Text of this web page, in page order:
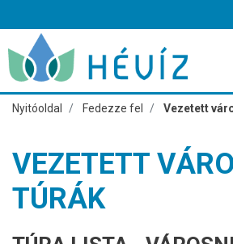
Nyitóoldal Fedezze fel Vezetett
VEZETETT
TÚRÁK